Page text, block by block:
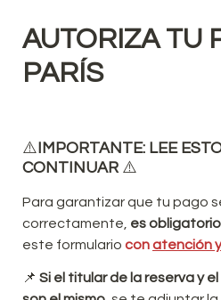
AUTORIZA TU
PARÍS
⚠️ IMPORTANTE: LEE
CONTINUAR ⚠️
Para garantizar que tu pago
correctamente, es
este formulario con atención
📌 Si el titular de la reserva y